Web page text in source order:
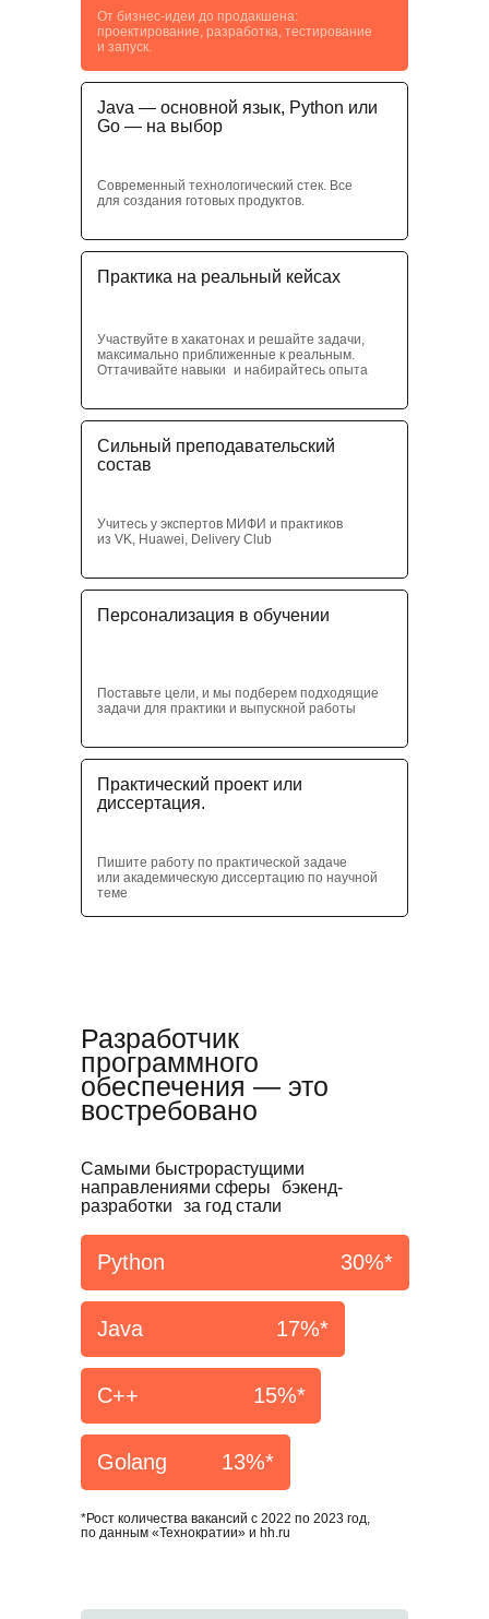
От бизнес-идеи до продакшена:
проектирование, разработка, тестирование
и запуск.
Практика на реальный кейсах
Участвуйте в хакатонах и решайте задачи,
максимально приближенные к реальным.
Оттачивайте навыки и набирайтесь опыта
Персонализация в обучении
Поставьте цели, и мы подберем подходящие
задачи для практики и выпускной работы
Java — основной язык, Python или
Go — на выбор
Современный технологический стек. Все
для создания готовых продуктов.
Сильный преподавательский
состав
Учитесь у экспертов МИФИ и практиков
из VK, Huawei, Delivery Club
Практический проект или
диссертация.
Пишите работу по практической задаче
или академическую диссертацию по научной
теме
Разработчик
программного
обеспечения — это
востребовано
Самыми быстрорастущими
направлениями сферы бэкенд-
разработки за год стали
*Рост количества вакансий с 2022 по 2023 год,
по данным «Технократии» и hh.ru
Python 30%*
Java 17%*
С++ 15%*
Golang 13%*